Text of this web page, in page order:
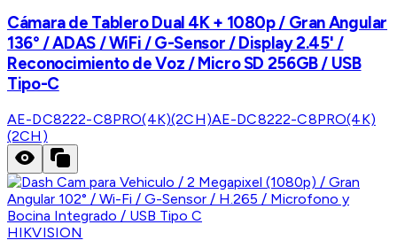
Cámara de Tablero Dual 4K + 1080p / Gran Angular
136° / ADAS / WiFi / G-Sensor / Display 2.45' /
Reconocimiento de Voz / Micro SD 256GB / USB
Tipo-C
AE-DC8222-C8PRO(4K)(2CH)AE-DC8222-C8PRO(4K)
(2CH)
HIKVISION